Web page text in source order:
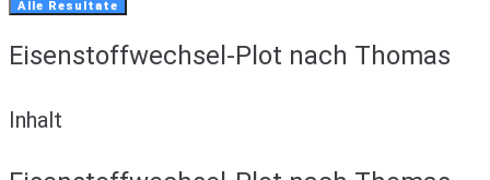
Alle Resultate
Eisenstoffwechsel-Plot nach Thomas
Inhalt